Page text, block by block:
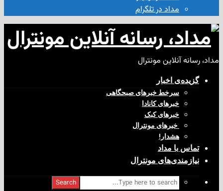
مداد در تلگرام
مونترال
اخبار
سرخط خبرهای صبحگاهی
خبرهای کانادا
خبرهای کبک
‌ خبرهای مونترال
مداد
مونترال
Search